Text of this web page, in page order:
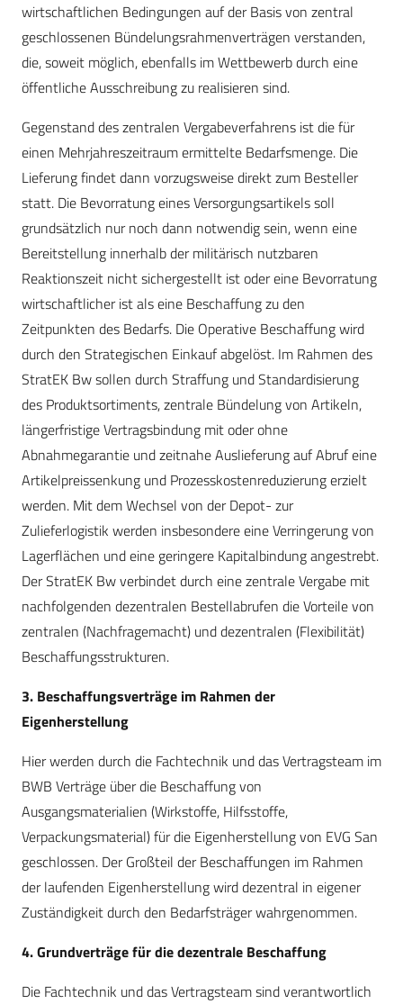
wirtschaftlichen Bedingungen auf der Basis von zentral
geschlossenen Bündelungsrahmenverträgen verstanden,
die, soweit möglich, ebenfalls im Wettbewerb durch eine
öffentliche Ausschreibung zu realisieren sind.
Gegenstand des zentralen Vergabeverfahrens ist die für
einen Mehrjahreszeitraum ermittelte Bedarfsmenge. Die
Lieferung findet dann vorzugsweise direkt zum Besteller
statt. Die Bevorratung eines Versorgungsartikels soll
grundsätzlich nur noch dann notwendig sein, wenn eine
Bereitstellung innerhalb der militärisch nutzbaren
Reaktionszeit nicht sichergestellt ist oder eine Bevorratung
wirtschaftlicher ist als eine Beschaffung zu den
Zeitpunkten des Bedarfs. Die Operative Beschaffung wird
durch den Strategischen Einkauf abgelöst. Im Rahmen des
StratEK Bw sollen durch Straffung und Standardisierung
des Produktsortiments, zentrale Bündelung von Artikeln,
längerfristige Vertragsbindung mit oder ohne
Abnahmegarantie und zeitnahe Auslieferung auf Abruf eine
Artikelpreissenkung und Prozesskostenreduzierung erzielt
werden. Mit dem Wechsel von der Depot- zur
Zulieferlogistik werden insbesondere eine Verringerung von
Lagerflächen und eine geringere Kapitalbindung angestrebt.
Der StratEK Bw verbindet durch eine zentrale Vergabe mit
nachfolgenden dezentralen Bestellabrufen die Vorteile von
zentralen (Nachfragemacht) und dezentralen (Flexibilität)
Beschaffungsstrukturen.
3. Beschaffungsverträge im Rahmen der
Eigenherstellung
Hier werden durch die Fachtechnik und das Vertragsteam im
BWB Verträge über die Beschaffung von
Ausgangsmaterialien (Wirkstoffe, Hilfsstoffe,
Verpackungsmaterial) für die Eigenherstellung von EVG San
geschlossen. Der Großteil der Beschaffungen im Rahmen
der laufenden Eigenherstellung wird dezentral in eigener
Zuständigkeit durch den Bedarfsträger wahrgenommen.
4. Grundverträge für die dezentrale Beschaffung
Die Fachtechnik und das Vertragsteam sind verantwortlich